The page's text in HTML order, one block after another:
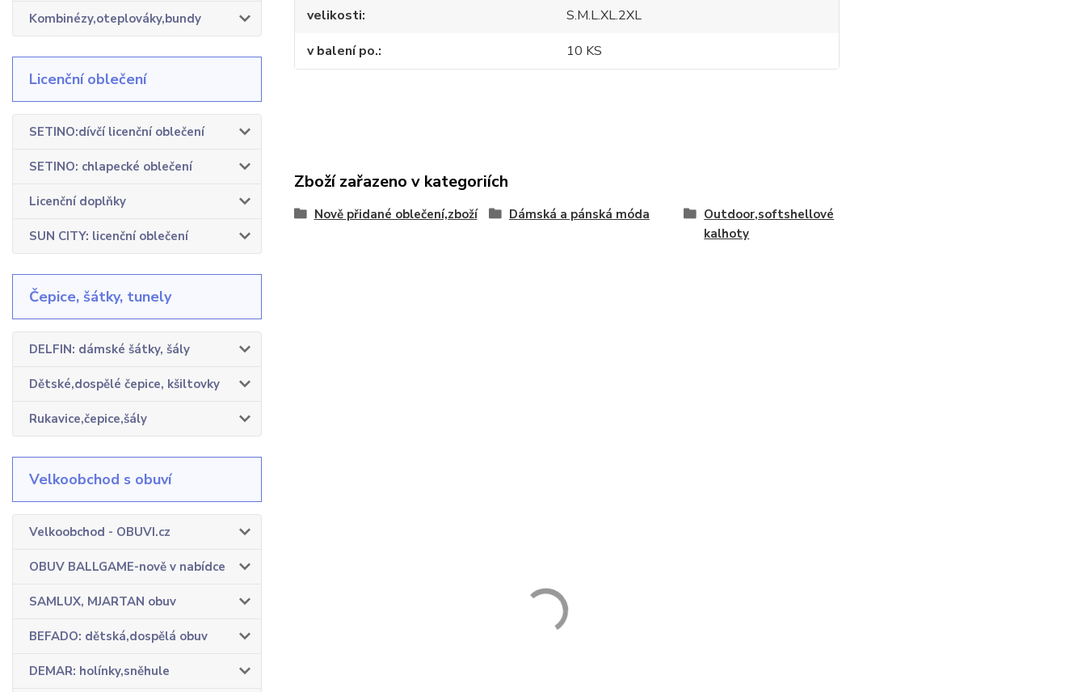
Kombinézy,oteplováky,bundy
Licenční oblečení
SETINO:dívčí licenční oblečení
SETINO: chlapecké oblečení
Licenční doplňky
SUN CITY: licenční oblečení
Čepice, šátky, tunely
DELFIN: dámské šátky, šály
Dětské,dospělé čepice, kšiltovky
Rukavice,čepice,šály
Velkoobchod s obuví
Velkoobchod - OBUVI.cz
OBUV BALLGAME-nově v nabídce
SAMLUX, MJARTAN obuv
BEFADO: dětská,dospělá obuv
DEMAR: holínky,sněhule
velikosti
S.M.L.XL.2XL
v balení po.
10 KS
Zboží zařazeno v kategoriích
Nově přidané oblečení,zboží Dámská a pánská móda
Outdoor,softshellové
kalhoty